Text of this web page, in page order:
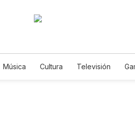
Música Cultura Televisión